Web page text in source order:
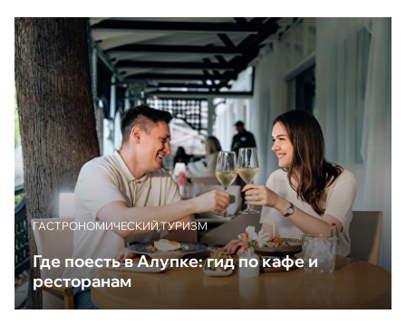
ГАСТРОНОМИЧЕСКИЙ ТУРИЗМ
Где поесть в Алупке: гид по кафе и
ресторанам